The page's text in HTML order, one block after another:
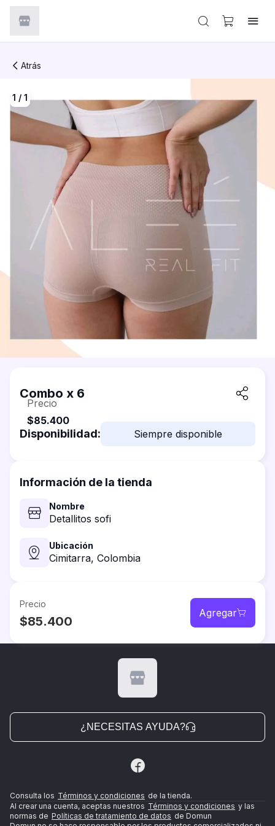
Atrás
1 / 1
Combo x 6
Precio
$85.400
Disponibilidad: Siempre disponible
Información de la tienda
Nombre
Detallitos sofi
Ubicación
Cimitarra, Colombia
Precio
$85.400
Agregar
¿NECESITAS AYUDA?
Consulta los Términos y condiciones de la tienda.
Al crear una cuenta, aceptas nuestros Términos y condiciones y las
normas de Políticas de tratamiento de datos de Domun